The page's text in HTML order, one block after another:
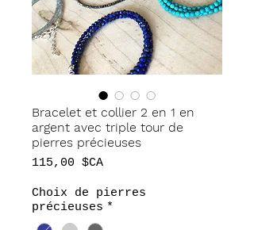
Bracelet et collier 2 en 1 en
argent avec triple tour de
pierres précieuses
115,00 $CAPrix
Choix de pierres
précieuses *